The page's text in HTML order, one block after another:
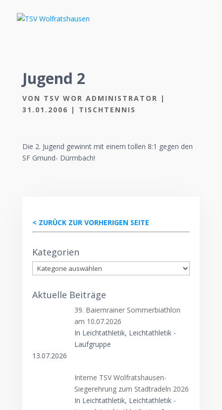
Jugend 2
VON TSV WOR ADMINISTRATOR |
31.01.2006 | TISCHTENNIS
Die 2. Jugend gewinnt mit einem tollen 8:1 gegen den
SF Gmund- Dürrnbach!
< ZURÜCK ZUR VORHERIGEN SEITE
Kategorien
Kategorien
Aktuelle Beiträge
39. Baiernrainer Sommerbiathlon
am 10.07.2026
In Leichtathletik, Leichtathletik -
Laufgruppe
13.07.2026
Interne TSV Wolfratshausen-
Siegerehrung zum Stadtradeln 2026
In Leichtathletik, Leichtathletik -